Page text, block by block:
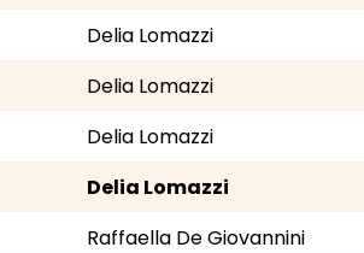
Delia Lomazzi
Delia Lomazzi
Delia Lomazzi
Delia Lomazzi
Raffaella De Giovannini